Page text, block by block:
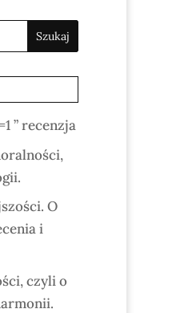
” recenzja
O
i
czyli o